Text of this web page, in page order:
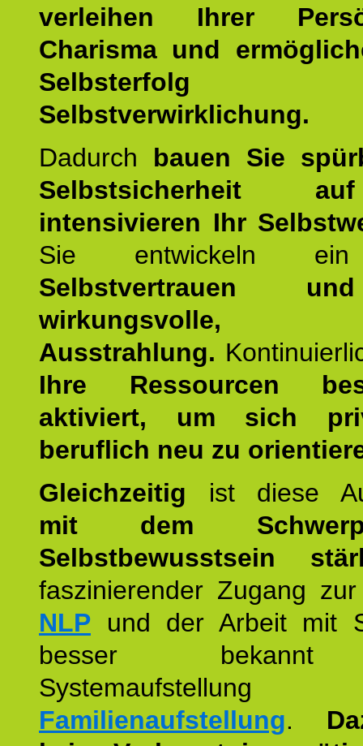
verleihen Ihrer
Charisma und
Selbstverwirklichung.
Dadurch bauen Sie
Selbstsicherheit
intensivieren Ihr
Sie entwickeln ein
Selbstvertrauen
wirkungsvolle,
Ausstrahlung.
Ihre Ressourcen
aktiviert, um sich
beruflich neu zu
Gleichzeitig ist diese
mit dem
Selbstbewusstsein
faszinierender Zugang
NLP und der Arbeit mit
besser
Familienaufstellung.